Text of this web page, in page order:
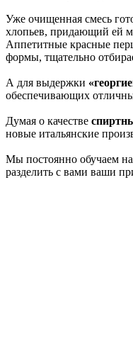
Уже очищенная смесь
хлопьев, придающий ей
Аппетитные красные
формы, тщательно
А для выдержки
обеспечивающих
Думая о качестве
новые итальянские
Мы постоянно обучаем
разделить с вами ваши